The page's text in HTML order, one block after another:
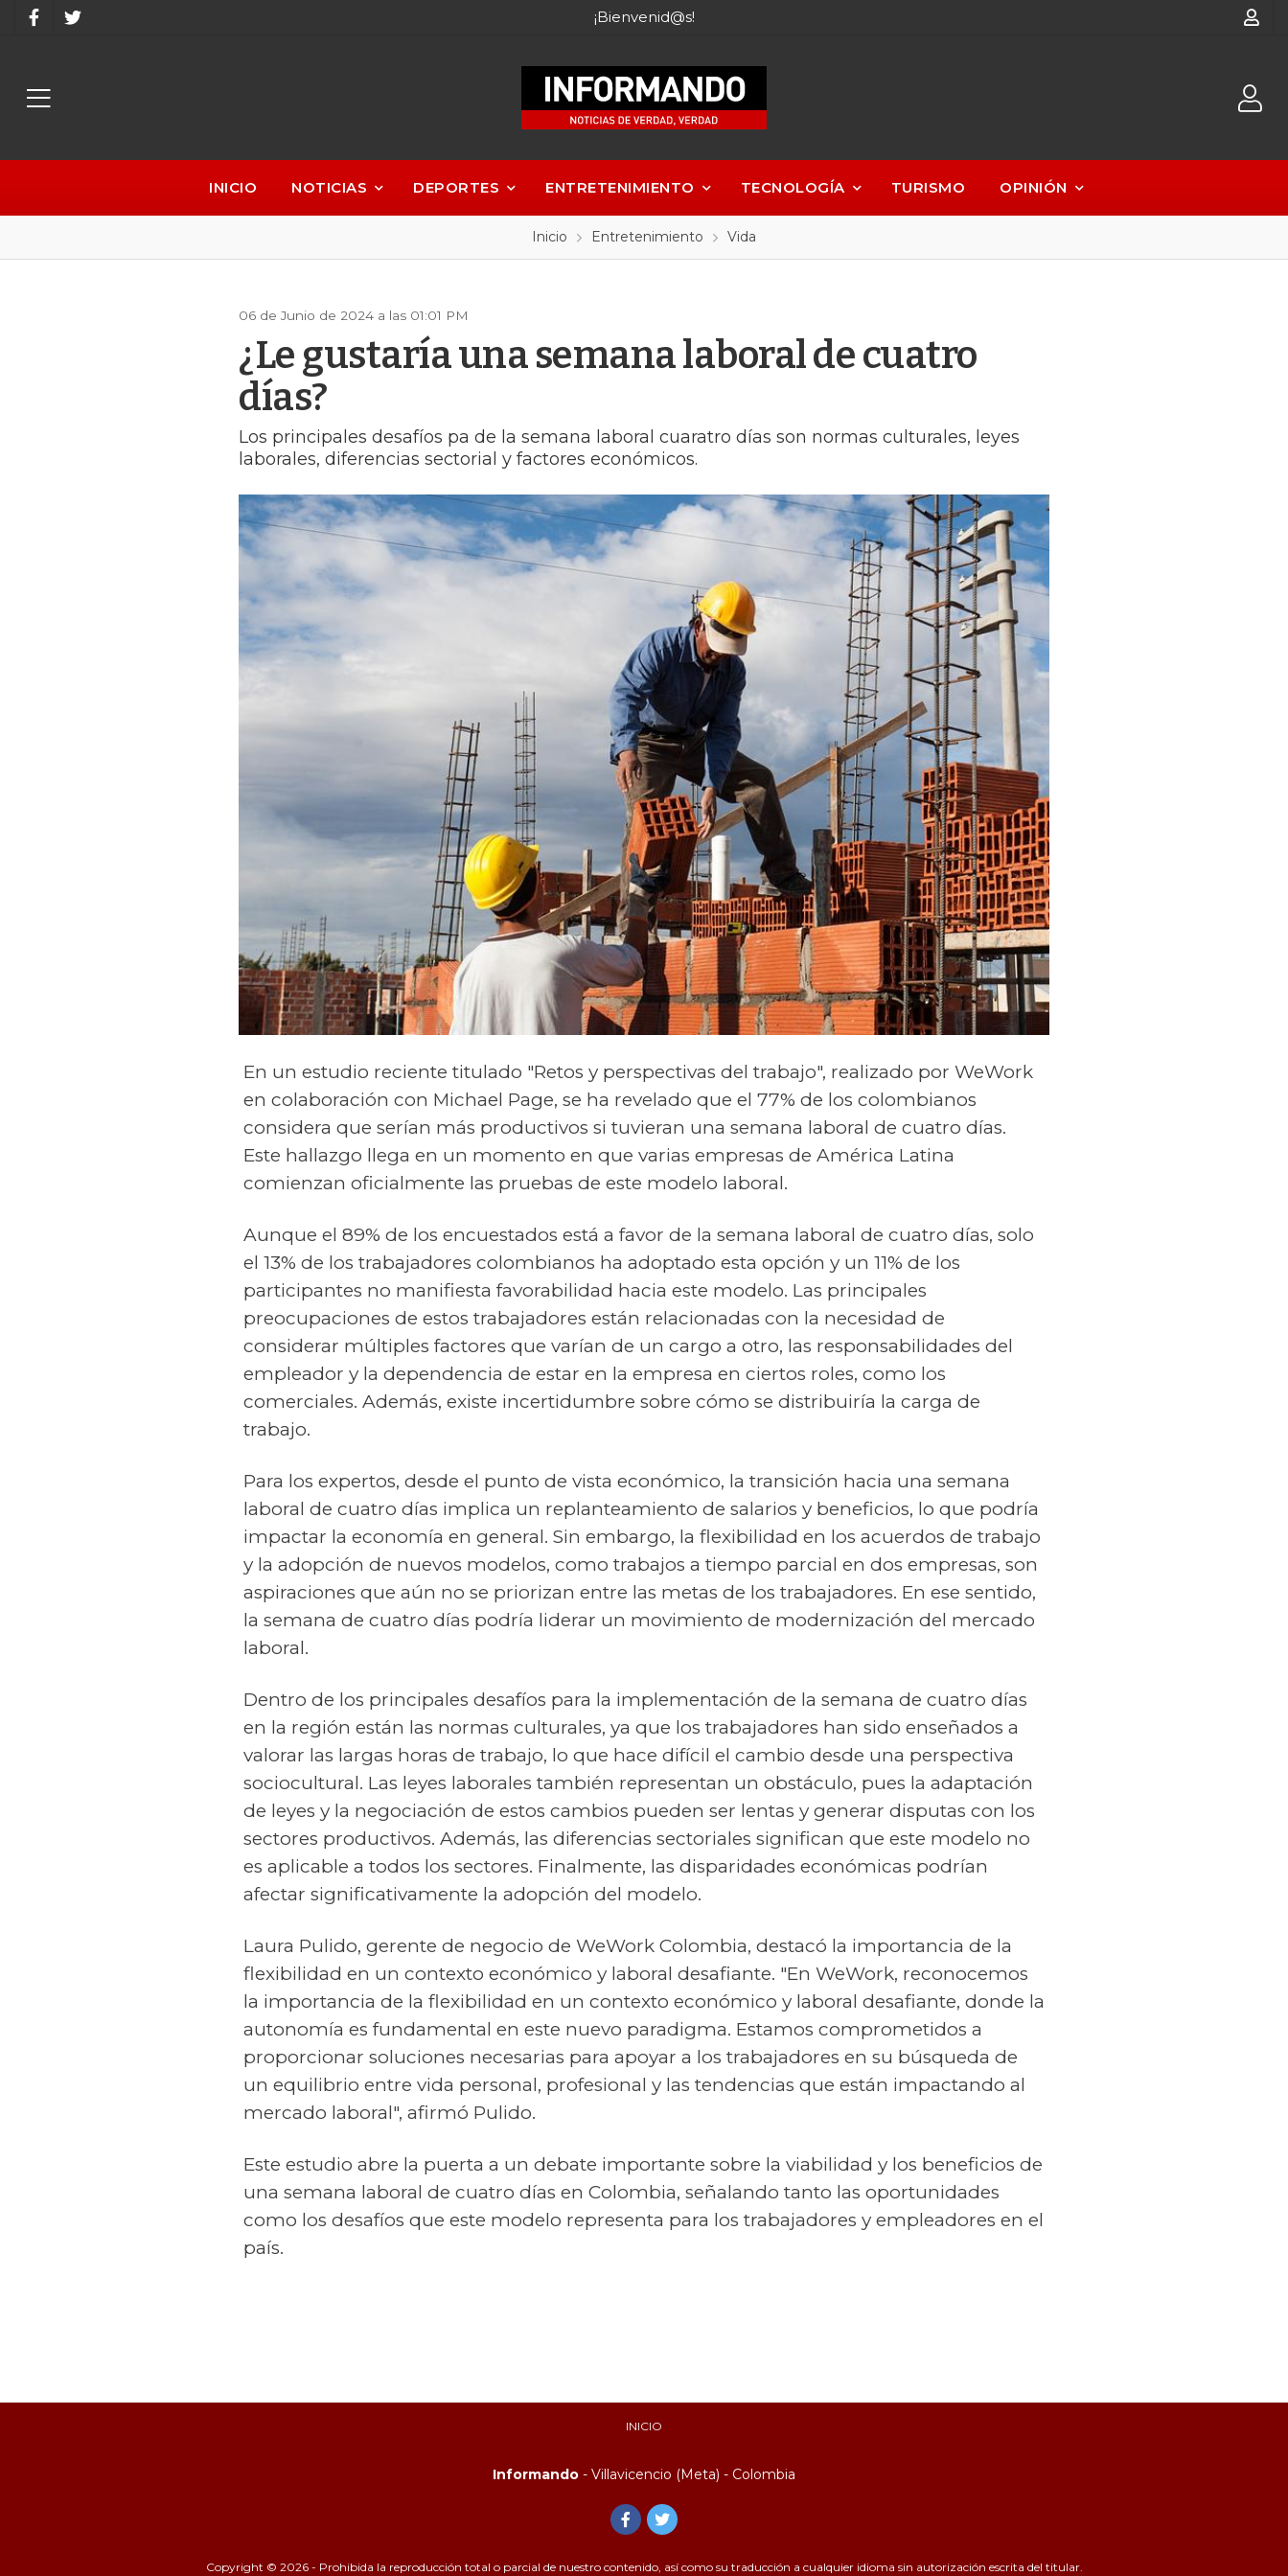
¡Bienvenid@s!
INICIO NOTICIAS DEPORTES ENTRETENIMIENTO TECNOLOGÍA TURISMO OPINIÓN
Inicio Entretenimiento Vida
06 de Junio de 2024 a las 01:01 PM
¿Le gustaría una semana laboral de cuatro
días?
Los principales desafíos pa de la semana laboral cuaratro días son normas culturales, leyes
laborales, diferencias sectorial y factores económicos.
En un estudio reciente titulado "Retos y perspectivas del trabajo", realizado por WeWork
en colaboración con Michael Page, se ha revelado que el 77% de los colombianos
considera que serían más productivos si tuvieran una semana laboral de cuatro días.
Este hallazgo llega en un momento en que varias empresas de América Latina
comienzan oficialmente las pruebas de este modelo laboral.
Aunque el 89% de los encuestados está a favor de la semana laboral de cuatro días, solo
el 13% de los trabajadores colombianos ha adoptado esta opción y un 11% de los
participantes no manifiesta favorabilidad hacia este modelo. Las principales
preocupaciones de estos trabajadores están relacionadas con la necesidad de
considerar múltiples factores que varían de un cargo a otro, las responsabilidades del
empleador y la dependencia de estar en la empresa en ciertos roles, como los
comerciales. Además, existe incertidumbre sobre cómo se distribuiría la carga de
trabajo.
Para los expertos, desde el punto de vista económico, la transición hacia una semana
laboral de cuatro días implica un replanteamiento de salarios y beneficios, lo que podría
impactar la economía en general. Sin embargo, la flexibilidad en los acuerdos de trabajo
y la adopción de nuevos modelos, como trabajos a tiempo parcial en dos empresas, son
aspiraciones que aún no se priorizan entre las metas de los trabajadores. En ese sentido,
la semana de cuatro días podría liderar un movimiento de modernización del mercado
laboral.
Dentro de los principales desafíos para la implementación de la semana de cuatro días
en la región están las normas culturales, ya que los trabajadores han sido enseñados a
valorar las largas horas de trabajo, lo que hace difícil el cambio desde una perspectiva
sociocultural. Las leyes laborales también representan un obstáculo, pues la adaptación
de leyes y la negociación de estos cambios pueden ser lentas y generar disputas con los
sectores productivos. Además, las diferencias sectoriales significan que este modelo no
es aplicable a todos los sectores. Finalmente, las disparidades económicas podrían
afectar significativamente la adopción del modelo.
Laura Pulido, gerente de negocio de WeWork Colombia, destacó la importancia de la
flexibilidad en un contexto económico y laboral desafiante. "En WeWork, reconocemos
la importancia de la flexibilidad en un contexto económico y laboral desafiante, donde la
autonomía es fundamental en este nuevo paradigma. Estamos comprometidos a
proporcionar soluciones necesarias para apoyar a los trabajadores en su búsqueda de
un equilibrio entre vida personal, profesional y las tendencias que están impactando al
mercado laboral", afirmó Pulido.
Este estudio abre la puerta a un debate importante sobre la viabilidad y los beneficios de
una semana laboral de cuatro días en Colombia, señalando tanto las oportunidades
como los desafíos que este modelo representa para los trabajadores y empleadores en el
país.
INICIO
Informando - Villavicencio (Meta) - Colombia
Copyright © 2026 - Prohibida la reproducción total o parcial de nuestro contenido, así como su traducción a cualquier idioma sin autorización escrita del titular.